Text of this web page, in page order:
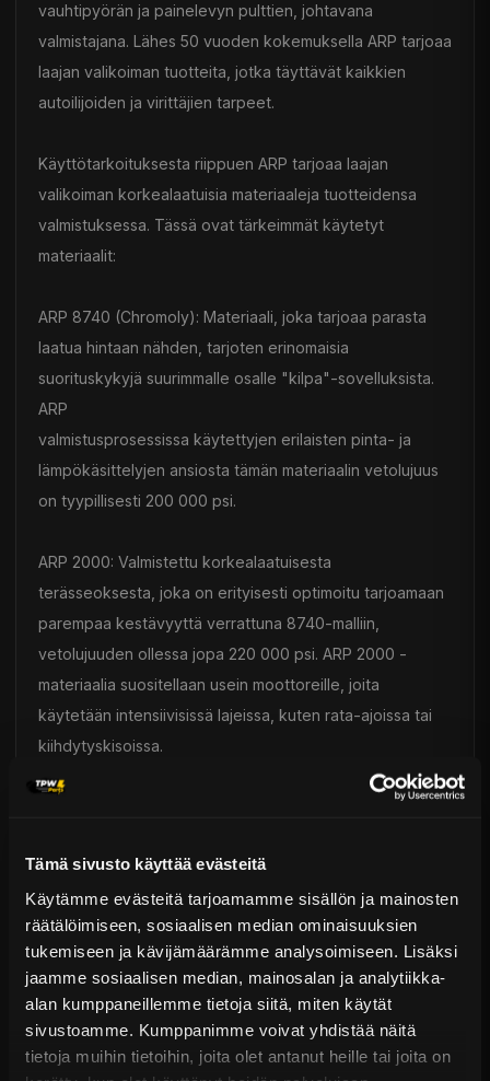
Tämä sivusto käyttää evästeitä
Käytämme evästeitä tarjoamamme sisällön ja mainosten
räätälöimiseen, sosiaalisen median ominaisuuksien
tukemiseen ja kävijämäärämme analysoimiseen. Lisäksi
jaamme sosiaalisen median, mainosalan ja analytiikka-
alan kumppaneillemme tietoja siitä, miten käytät
sivustoamme. Kumppanimme voivat yhdistää näitä
tietoja muihin tietoihin, joita olet antanut heille tai joita on
vauhtipyörän ja painelevyn pulttien, johtavana
valmistajana. Lähes 50 vuoden kokemuksella ARP tarjoaa
laajan valikoiman tuotteita, jotka täyttävät kaikkien
autoilijoiden ja virittäjien tarpeet.
Käyttötarkoituksesta riippuen ARP tarjoaa laajan
valikoiman korkealaatuisia materiaaleja tuotteidensa
valmistuksessa. Tässä ovat tärkeimmät käytetyt
materiaalit:
ARP 8740 (Chromoly): Materiaali, joka tarjoaa parasta
laatua hintaan nähden, tarjoten erinomaisia
suorituskykyjä suurimmalle osalle "kilpa"-sovelluksista.
ARP
valmistusprosessissa käytettyjen erilaisten pinta- ja
lämpökäsittelyjen ansiosta tämän materiaalin vetolujuus
on tyypillisesti 200 000 psi.
ARP 2000: Valmistettu korkealaatuisesta
terässeoksesta, joka on erityisesti optimoitu tarjoamaan
parempaa kestävyyttä verrattuna 8740-malliin,
vetolujuuden ollessa jopa 220 000 psi. ARP 2000 -
materiaalia suositellaan usein moottoreille, joita
käytetään intensiivisissä lajeissa, kuten rata-ajoissa tai
kiihdytyskisoissa.
kestävyyttä kuin ARP 2000 (260 000 psi vetolujuus).
L19-materiaalia suositellaan tehokkaille moottoreille, joita
käytetään intensiivisissä lajeissa, kuten rata-ajoissa tai
kiihdytyskisoissa. Toisin kuin ARP 2000 ja 8740, L19
valmistusmateriaali ei ole ruostumaton ja vaatii tiettyjä
varotoimenpiteitä käytössä.